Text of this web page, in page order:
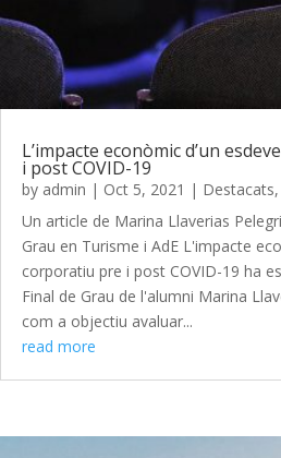
L’impacte econòmic d’un
i post COVID-19
by admin | Oct 5, 2021 | Destacats,
Un article de Marina Llaverias
Grau en Turisme i AdE L'impacte
corporatiu pre i post COVID-19 ha
Final de Grau de l'alumni Marina
com a objectiu avaluar...
read more